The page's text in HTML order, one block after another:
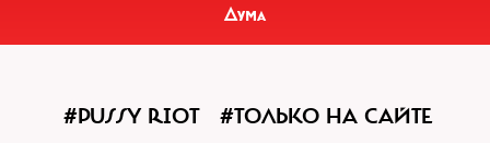
Дума
#PUSSY RIOT #ТОЛЬКО НА САЙТЕ